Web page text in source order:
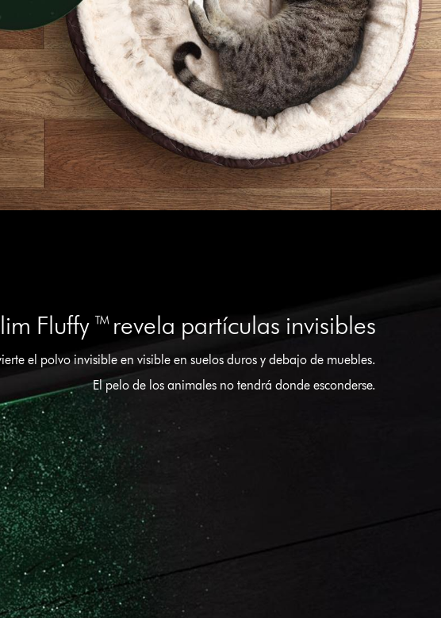
Fluffy ™ revela partículas invisibles
el polvo invisible en visible en suelos duros y debajo de muebles.
El pelo de los animales no tendrá donde esconderse.